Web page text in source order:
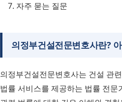
자주 묻는 질문
의정부건설전문변호사란?
의정부건설전문변호사는 건설 관
법률 서비스를 제공하는 법률 전